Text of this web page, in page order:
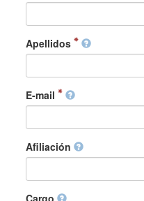
Apellidos
E-mail
Afiliación
Cargo